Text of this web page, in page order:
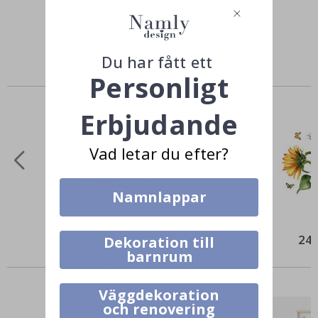
Andra köpte också
249,00 Kr
Liknande Produkter
Du har fått ett
Personligt
Erbjudande
Vad letar du efter?
Namnlappar
Dekoration till
barnrum
Väggdekoration
och renovering